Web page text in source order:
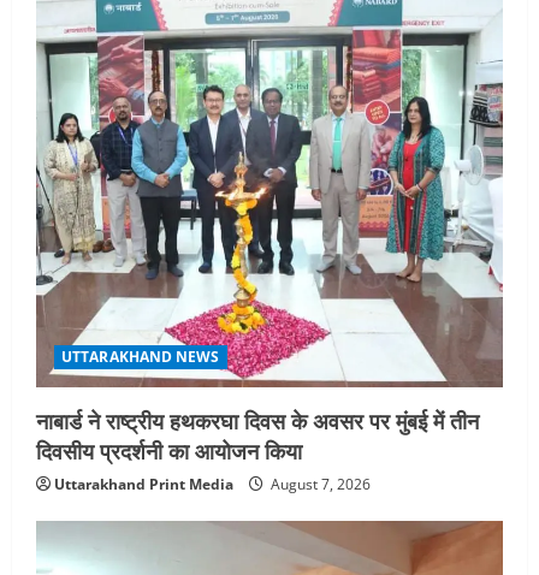
UTTARAKHAND NEWS
नाबार्ड ने राष्ट्रीय हथकरघा दिवस के अवसर पर मुंबई में तीन
दिवसीय प्रदर्शनी का आयोजन किया
Uttarakhand Print Media August 7, 2026